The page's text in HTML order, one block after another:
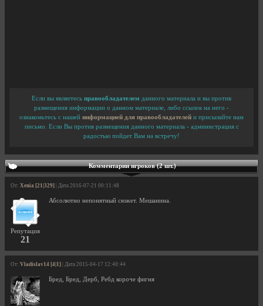
Если вы являетесь правообладателем данного материала и вы против
размещения информации о данном материале, либо ссылок на него -
ознакомьтесь с нашей информацией для правообладателей и присылайте нам
письмо. Если Вы против размещения данного материала - администрация с
радостью пойдет Вам на встречу!
Комментарии игроков (2 шт.)
От: Xenia [21|329] | Дата 2016-07-21 00:11:48
Репутация
21
Абсолютно непонятный сюжет. Мешанина.
От: Vladislav14 [4|1] | Дата 2015-04-17 12:40:44
Бред, Бред, Дерб, Ребд короче фигня